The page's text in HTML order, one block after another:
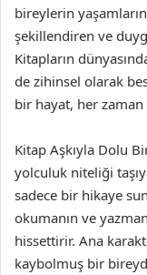
bireylerin
şekillendiren ve
Kitapların
de zihinsel olarak
bir hayat, her zaman
Kitap Aşkıyla Dolu
yolculuk niteliği
sadece bir hikaye
okumanın ve
hissettirir. Ana
kaybolmuş bir